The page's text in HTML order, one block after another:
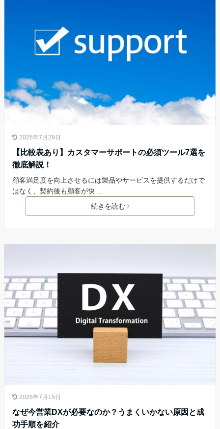
2026年7月29日
【比較表あり】カスタマーサポートの必須ツール7選を
徹底解説！
顧客満足度を向上させるには製品やサービスを提供するだけで
はなく、契約後も顧客が快…
続きを読む
2026年7月15日
なぜ今営業DXが必要なのか？うまくいかない原因と成
功手順を紹介